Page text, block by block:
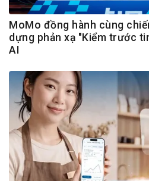
MoMo đồng hành cùng
dựng phản xạ "Kiểm trước
AI